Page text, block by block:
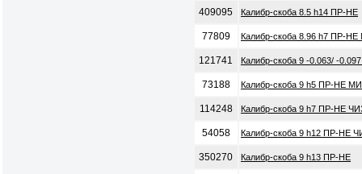
409095 Калибр-скоба 8.5 h14 ПР-НЕ
77809 Калибр-скоба 8.96 h7 ПР-
121741 Калибр-скоба 9 -0.063/ -
73188 Калибр-скоба 9 h5 ПР-НЕ
114248 Калибр-скоба 9 h7 ПР-НЕ
54058 Калибр-скоба 9 h12 ПР-НЕ
350270 Калибр-скоба 9 h13 ПР-НЕ